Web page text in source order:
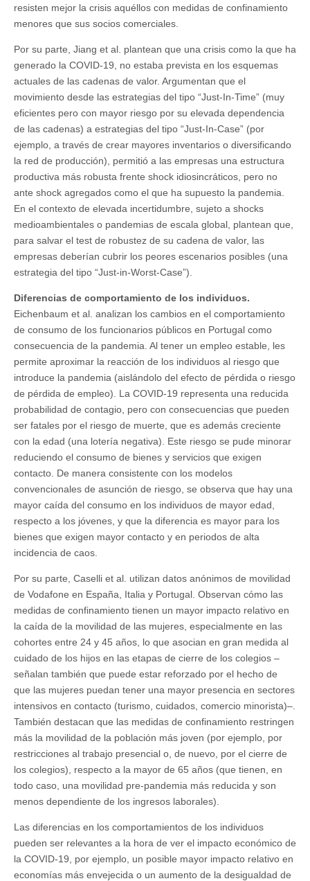
resisten mejor la crisis aquéllos con medidas de confinamiento
menores que sus socios comerciales.
Por su parte, Jiang et al. plantean que una crisis como la que ha
generado la COVID-19, no estaba prevista en los esquemas
actuales de las cadenas de valor. Argumentan que el
movimiento desde las estrategias del tipo “Just-In-Time” (muy
eficientes pero con mayor riesgo por su elevada dependencia
de las cadenas) a estrategias del tipo “Just-In-Case” (por
ejemplo, a través de crear mayores inventarios o diversificando
la red de producción), permitió a las empresas una estructura
productiva más robusta frente shock idiosincráticos, pero no
ante shock agregados como el que ha supuesto la pandemia.
En el contexto de elevada incertidumbre, sujeto a shocks
medioambientales o pandemias de escala global, plantean que,
para salvar el test de robustez de su cadena de valor, las
empresas deberían cubrir los peores escenarios posibles (una
estrategia del tipo “Just-in-Worst-Case”).
Diferencias de comportamiento de los individuos.
Eichenbaum et al. analizan los cambios en el comportamiento
de consumo de los funcionarios públicos en Portugal como
consecuencia de la pandemia. Al tener un empleo estable, les
permite aproximar la reacción de los individuos al riesgo que
introduce la pandemia (aislándolo del efecto de pérdida o riesgo
de pérdida de empleo). La COVID-19 representa una reducida
probabilidad de contagio, pero con consecuencias que pueden
ser fatales por el riesgo de muerte, que es además creciente
con la edad (una lotería negativa). Este riesgo se pude minorar
reduciendo el consumo de bienes y servicios que exigen
contacto. De manera consistente con los modelos
convencionales de asunción de riesgo, se observa que hay una
mayor caída del consumo en los individuos de mayor edad,
respecto a los jóvenes, y que la diferencia es mayor para los
bienes que exigen mayor contacto y en periodos de alta
incidencia de caos.
Por su parte, Caselli et al. utilizan datos anónimos de movilidad
de Vodafone en España, Italia y Portugal. Observan cómo las
medidas de confinamiento tienen un mayor impacto relativo en
la caída de la movilidad de las mujeres, especialmente en las
cohortes entre 24 y 45 años, lo que asocian en gran medida al
cuidado de los hijos en las etapas de cierre de los colegios –
señalan también que puede estar reforzado por el hecho de
que las mujeres puedan tener una mayor presencia en sectores
intensivos en contacto (turismo, cuidados, comercio minorista)–.
También destacan que las medidas de confinamiento restringen
más la movilidad de la población más joven (por ejemplo, por
restricciones al trabajo presencial o, de nuevo, por el cierre de
los colegios), respecto a la mayor de 65 años (que tienen, en
todo caso, una movilidad pre-pandemia más reducida y son
menos dependiente de los ingresos laborales).
Las diferencias en los comportamientos de los individuos
pueden ser relevantes a la hora de ver el impacto económico de
la COVID-19, por ejemplo, un posible mayor impacto relativo en
economías más envejecida o un aumento de la desigualdad de